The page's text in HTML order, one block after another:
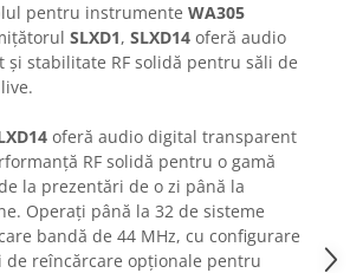
live
pentru instrumente WA305
SLXD1, SLXD14 oferă audio
stabilitate RF solidă pentru săli de
oferă audio digital transparent
RF solidă pentru o gamă
la prezentări de o zi până la
Operați până la 32 de sisteme
bandă de 44 MHz, cu configurare
de reîncărcare opționale pentru